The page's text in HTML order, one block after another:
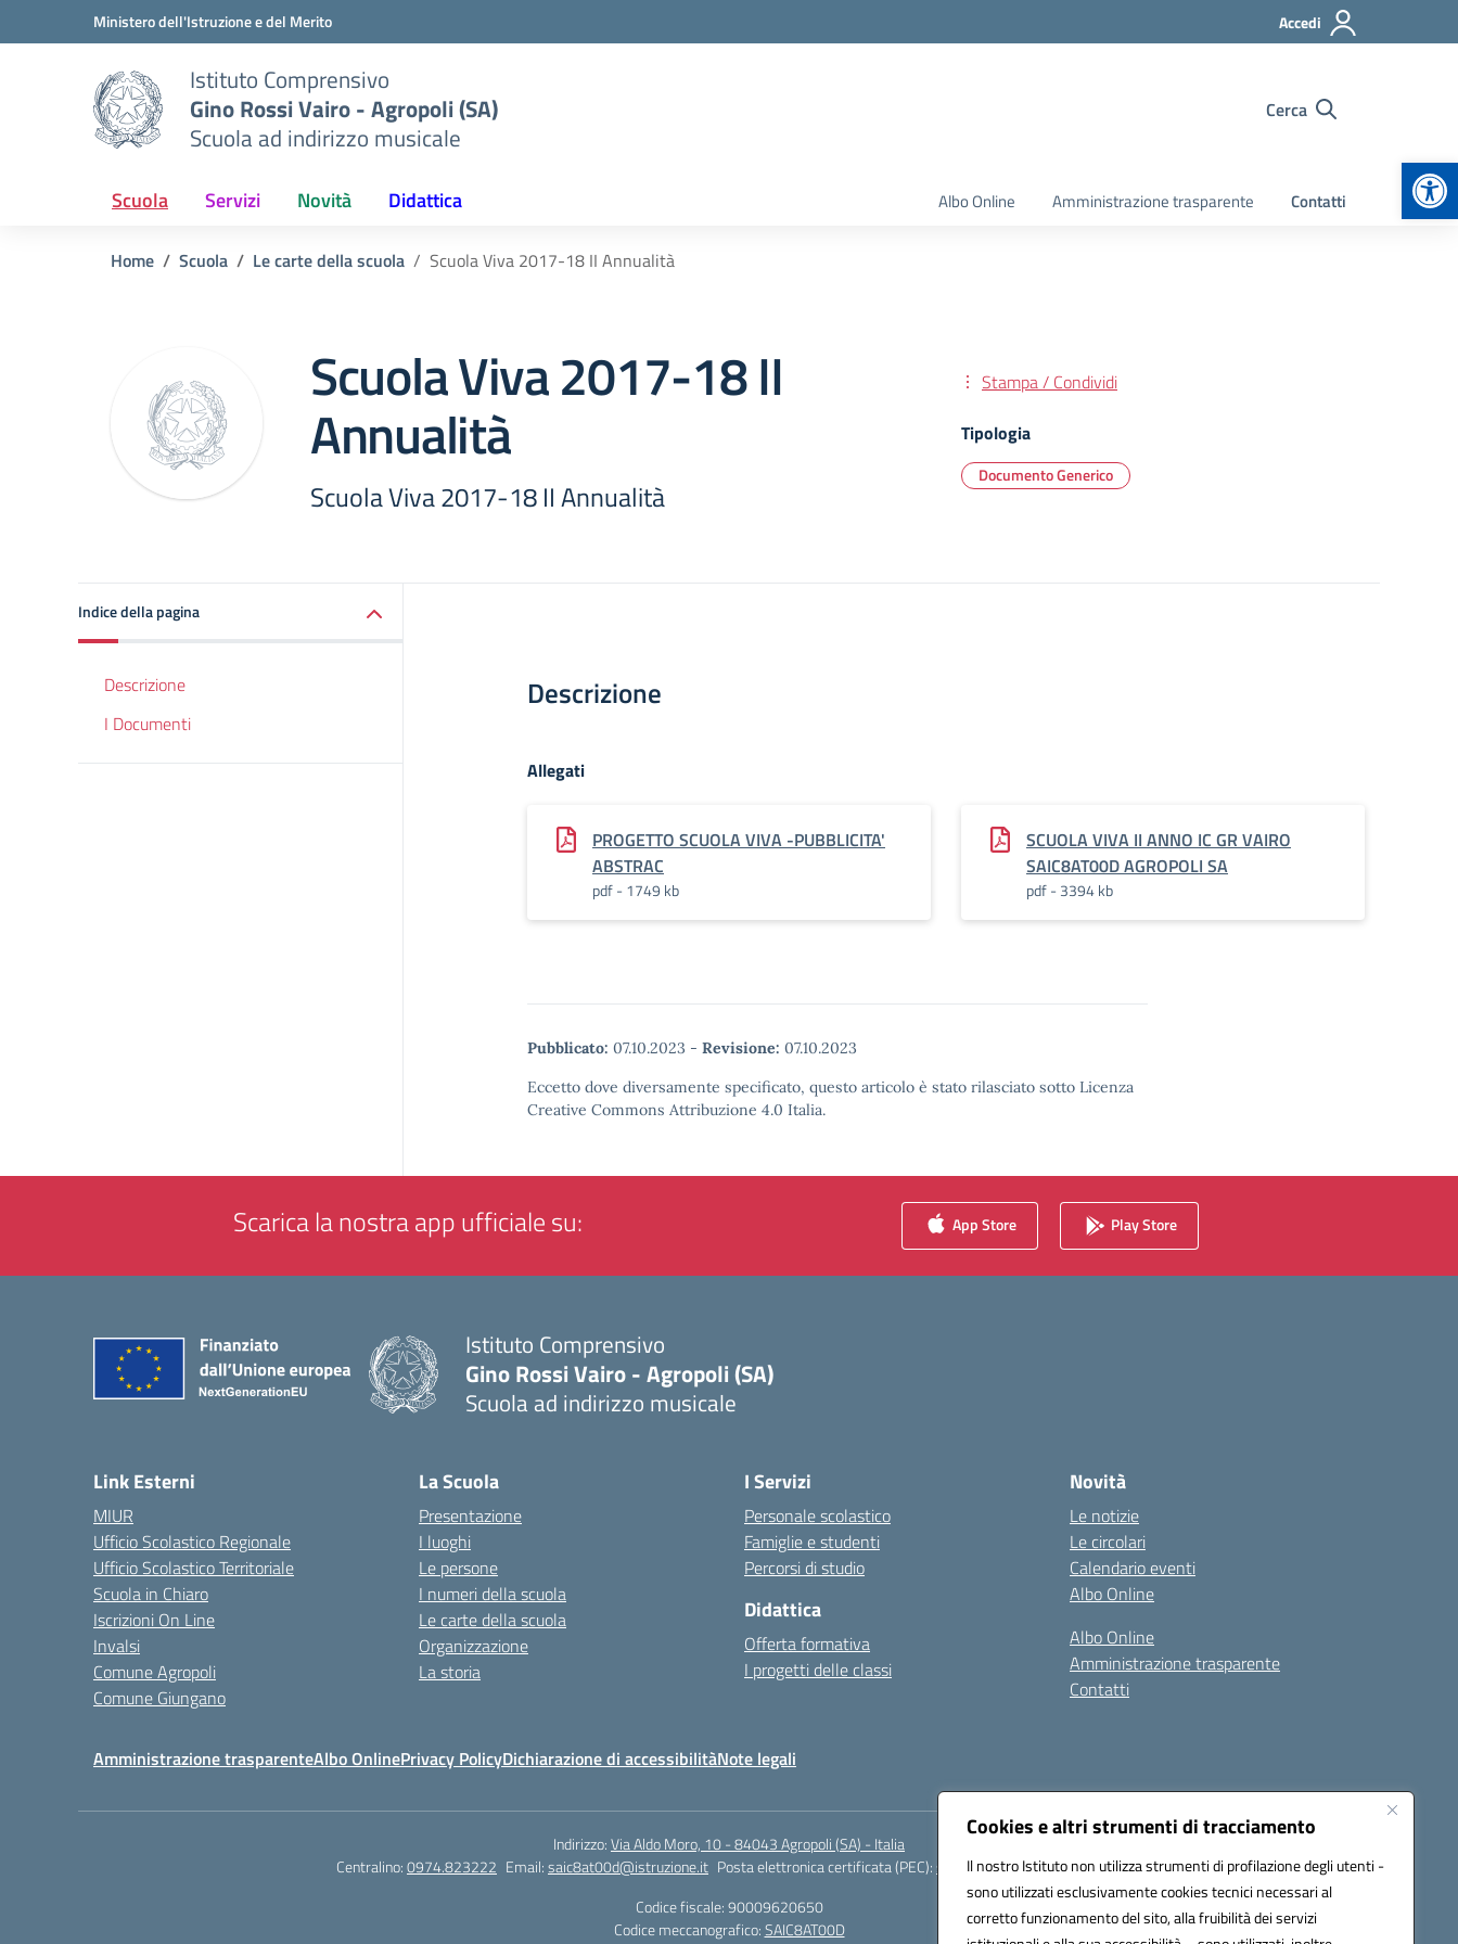
Cookies e altri strumenti di tracciamento
Il nostro Istituto non utilizza strumenti di profilazione degli utenti -
sono utilizzati esclusivamente cookies tecnici necessari al
corretto funzionamento del sito, alla fruibilità dei servizi
Vai ai contenuti
Vai al menu di navigazioneMinistero dell'Istruzione e del Merito Accedi
Istituto Comprensivo
Gino Rossi Vairo - Agropoli (SA)
Scuola ad indirizzo musicale
Cerca
Scuola Servizi Novità Didattica Albo Online Amministrazione trasparente Contatti
Home Scuola Le carte della scuola Scuola Viva 2017-18 II Annualità
Scuola Viva 2017-18 II
Annualità
Scuola Viva 2017-18 II Annualità
Stampa / Condividi
Tipologia
Documento Generico
Indice della pagina
Descrizione
I Documenti
Descrizione
Allegati
PROGETTO SCUOLA VIVA -PUBBLICITA'
ABSTRAC
pdf - 1749 kb
SCUOLA VIVA II ANNO IC GR VAIRO
SAIC8AT00D AGROPOLI SA
pdf - 3394 kb
Pubblicato: 07.10.2023 - Revisione: 07.10.2023
Eccetto dove diversamente specificato, questo articolo è stato rilasciato sotto Licenza
Creative Commons Attribuzione 4.0 Italia.
Scarica la nostra app ufficiale su: App Store Play Store
Istituto Comprensivo
Gino Rossi Vairo - Agropoli (SA)
Scuola ad indirizzo musicale
Link Esterni
MIUR
Ufficio Scolastico Regionale
Ufficio Scolastico Territoriale
Scuola in Chiaro
Iscrizioni On Line
Invalsi
Comune Agropoli
Comune Giungano
La Scuola
Presentazione
I luoghi
Le persone
I numeri della scuola
Le carte della scuola
Organizzazione
La storia
I Servizi
Personale scolastico
Famiglie e studenti
Percorsi di studio
Didattica
Offerta formativa
I progetti delle classi
Novità
Le notizie
Le circolari
Calendario eventi
Albo Online
Albo Online
Amministrazione trasparente
Contatti
Amministrazione trasparenteAlbo OnlinePrivacy PolicyDichiarazione di accessibilitàNote legali
Indirizzo:Via Aldo Moro, 10 - 84043 Agropoli (SA) - Italia
Centralino:0974.823222 Email:saic8at00d@istruzione.it Posta elettronica certificata (PEC):saic8at00d@pec.istruzione.it
Codice fiscale: 90009620650
Codice meccanografico:SAIC8AT00D